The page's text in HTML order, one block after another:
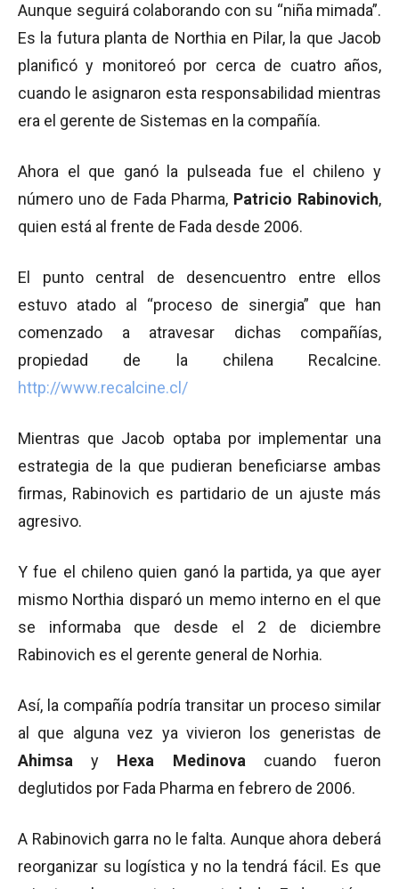
Aunque seguirá colaborando con su “niña mimada”.
Es la futura planta de Northia en Pilar, la que Jacob
planificó y monitoreó por cerca de cuatro años,
cuando le asignaron esta responsabilidad mientras
era el gerente de Sistemas en la compañía.
Ahora el que ganó la pulseada fue el chileno y
número uno de Fada Pharma, Patricio Rabinovich,
quien está al frente de Fada desde 2006.
El punto central de desencuentro entre ellos
estuvo atado al “proceso de sinergia” que han
comenzado a atravesar dichas compañías,
propiedad de la chilena Recalcine.
http://www.recalcine.cl/
Mientras que Jacob optaba por implementar una
estrategia de la que pudieran beneficiarse ambas
firmas, Rabinovich es partidario de un ajuste más
agresivo.
Y fue el chileno quien ganó la partida, ya que ayer
mismo Northia disparó un memo interno en el que
se informaba que desde el 2 de diciembre
Rabinovich es el gerente general de Norhia.
Así, la compañía podría transitar un proceso similar
al que alguna vez ya vivieron los generistas de
Ahimsa y Hexa Medinova cuando fueron
deglutidos por Fada Pharma en febrero de 2006.
A Rabinovich garra no le falta. Aunque ahora deberá
reorganizar su logística y no la tendrá fácil. Es que